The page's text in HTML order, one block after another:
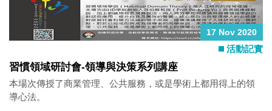
17 Nov 2020
活動記實
習慣領域研討會-領導與決策系列講座
本場次傳授了商業管理、公共服務，或是學術上都用得上的領
導心法。